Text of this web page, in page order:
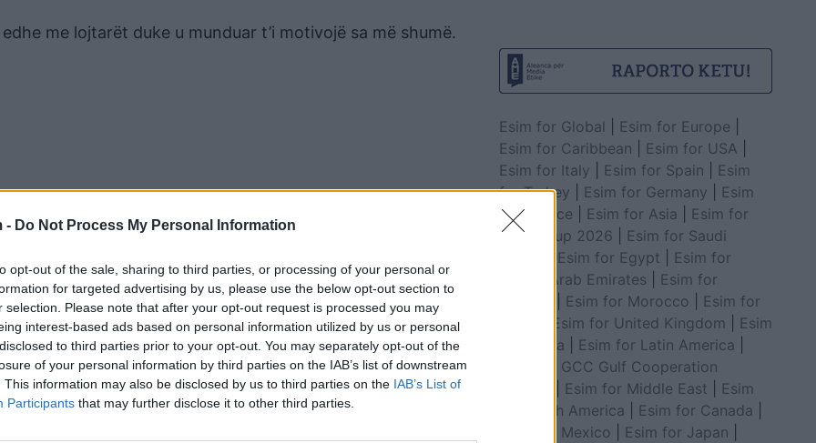
- Do Not Process My Personal Information
opt-out of the sale, sharing to third parties, or processing of your personal or
for targeted advertising by us, please use the below opt-out section to
selection. Please note that after your opt-out request is processed you may
interest-based ads based on personal information utilized by us or personal
to third parties prior to your opt-out. You may separately opt-out of the
of your personal information by third parties on the IAB’s list of downstream
This information may also be disclosed by us to third parties on the IAB’s List of
Participants that may further disclose it to other third parties.
me lojtarët duke u munduar t’i motivojë sa më shumë.
Esim for Global Esim for Europe
Esim for Caribbean
Esim for USA
Esim for Italy
Esim for Spain
Esim
for Turkey
Esim for Germany
Esim
for Greece
Esim for Asia
Esim for
World Cup 2026
Esim for Saudi
Esim for Egypt
Esim for
United Arab Emirates
Esim for
Esim for Morocco
Esim for
Esim for United Kingdom
Esim
for Africa
Esim for Latin America
Esim for GCC Gulf Cooperation
Esim for Middle East
Esim
for South America
Esim for Canada
Esim for Mexico
Esim for Japan